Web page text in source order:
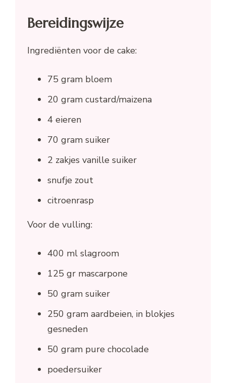
Bereidingswijze
Ingrediënten voor de cake:
75 gram bloem
20 gram custard/maizena
4 eieren
70 gram suiker
2 zakjes vanille suiker
snufje zout
citroenrasp
Voor de vulling:
400 ml slagroom
125 gr mascarpone
50 gram suiker
250 gram aardbeien, in blokjes
gesneden
50 gram pure chocolade
poedersuiker